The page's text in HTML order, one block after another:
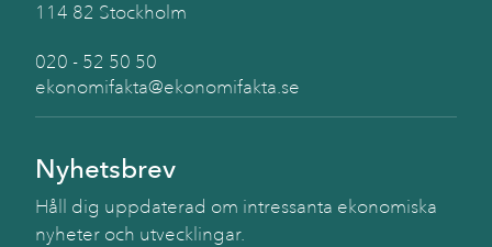
114 82 Stockholm
020 - 52 50 50
ekonomifakta@ekonomifakta.se
Nyhetsbrev
Håll dig uppdaterad om intressanta ekonomiska
nyheter och utvecklingar.